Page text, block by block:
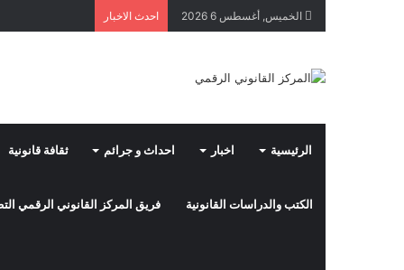
الخميس, أغسطس 6 2026 احدث الاخبار
الرئيسية اخبار احداث و جرائم ثقافة قانونية
الكتب والدراسات القانونية فريق المركز القانوني الرقمي